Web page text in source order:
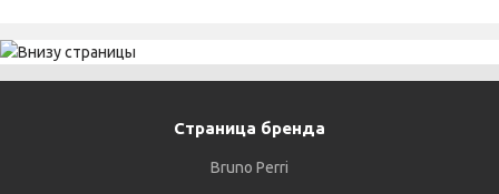
Страница бренда
Bruno Perri